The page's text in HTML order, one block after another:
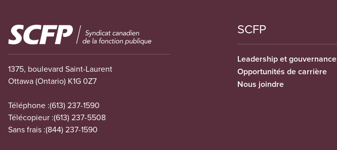
Image
1375, boulevard Saint-Laurent
Ottawa (Ontario) K1G 0Z7
Téléphone :(613) 237-1590
Télécopieur :(613) 237-5508
Sans frais :(844) 237-1590
SCFP
Leadership et gouvernance
Opportunités de carrière
Nous joindre